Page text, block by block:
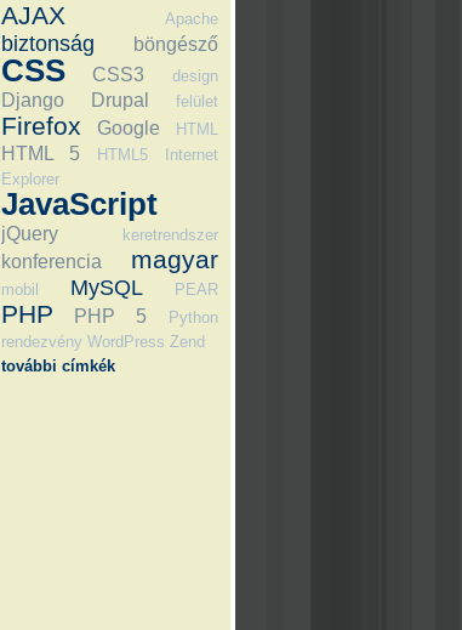
AJAX Apache
biztonság böngésző
CSS CSS3 design
Django Drupal felület
Firefox Google HTML
HTML 5 HTML5
Internet
Explorer
JavaScript
jQuery keretrendszer
konferencia magyar
mobil MySQL PEAR
PHP PHP 5
Python
rendezvény WordPress Zend
további címkék